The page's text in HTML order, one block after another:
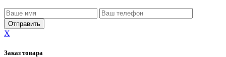
X
Заказ товара